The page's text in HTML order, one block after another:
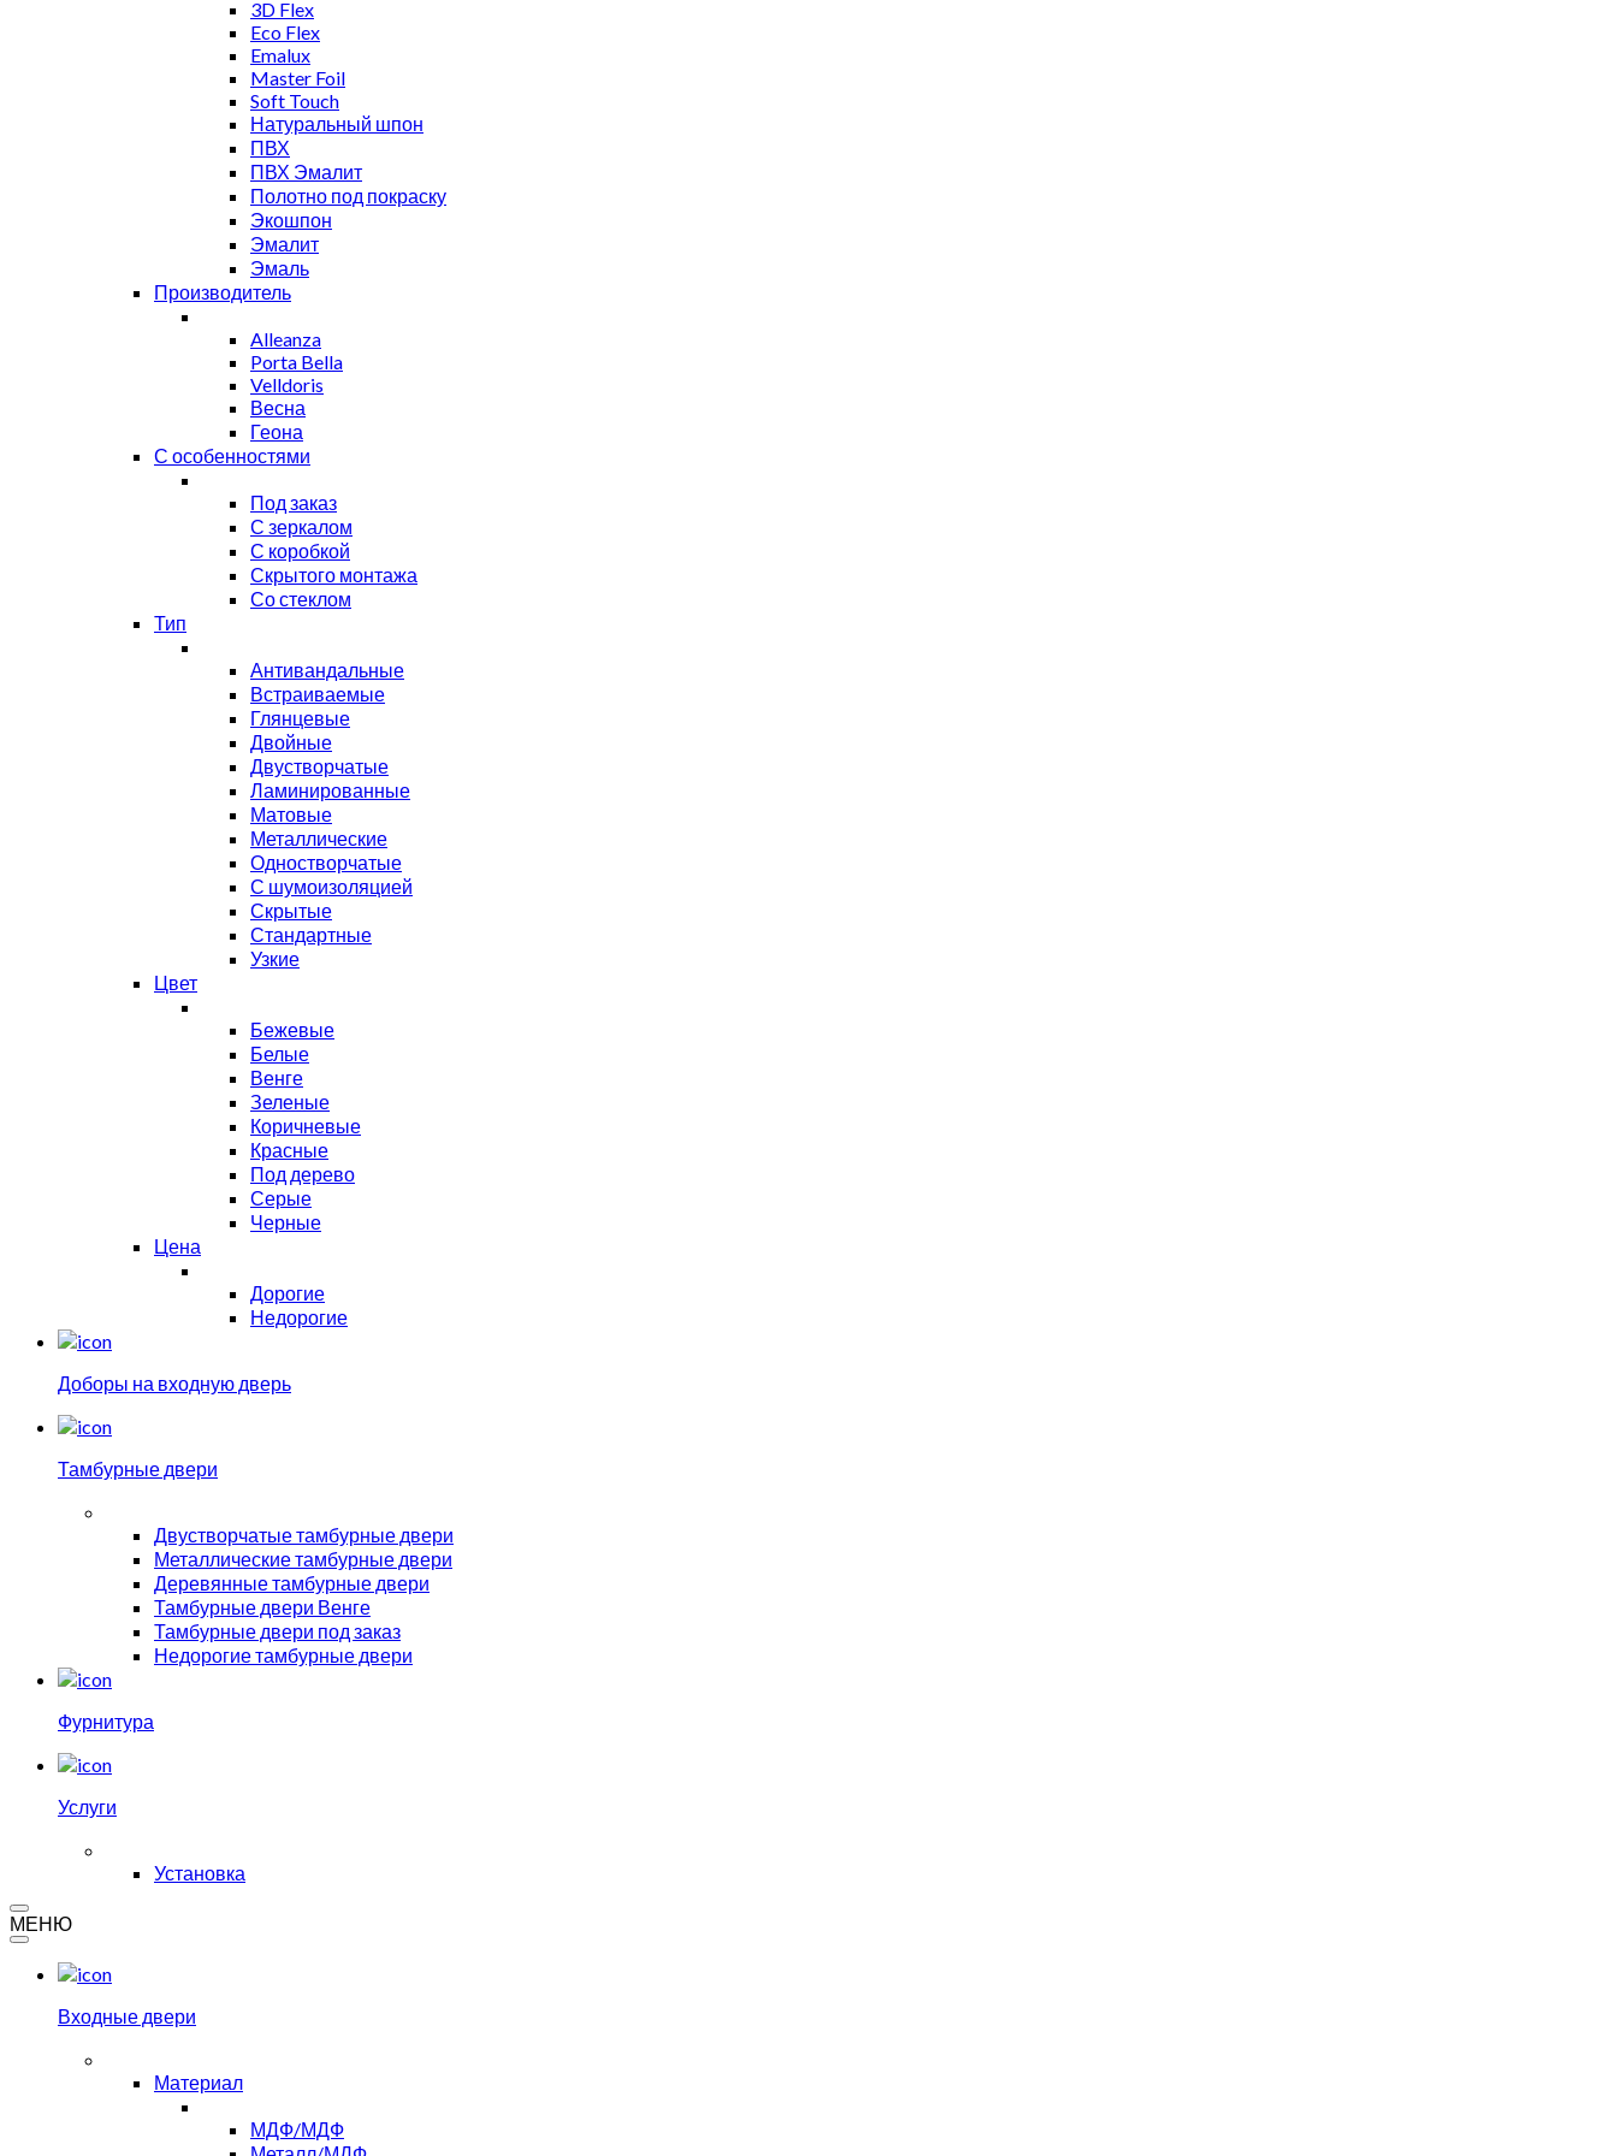
3D Flex
Eco Flex
Emalux
Master Foil
Soft Touch
Натуральный шпон
ПВХ
ПВХ Эмалит
Полотно под покраску
Экошпон
Эмалит
Эмаль
Производитель
Alleanza
Porta Bella
Velldoris
Весна
Геона
С особенностями
Под заказ
С зеркалом
С коробкой
Скрытого монтажа
Со стеклом
Тип
Антивандальные
Встраиваемые
Глянцевые
Двойные
Двустворчатые
Ламинированные
Матовые
Металлические
Одностворчатые
С шумоизоляцией
Скрытые
Стандартные
Узкие
Цвет
Бежевые
Белые
Венге
Зеленые
Коричневые
Красные
Под дерево
Серые
Черные
Цена
Дорогие
Недорогие
Доборы на входную дверь
Тамбурные двери
Двустворчатые тамбурные двери
Металлические тамбурные двери
Деревянные тамбурные двери
Тамбурные двери Венге
Тамбурные двери под заказ
Недорогие тамбурные двери
Фурнитура
Услуги
Установка
МЕНЮ
Входные двери
Материал
МДФ/МДФ